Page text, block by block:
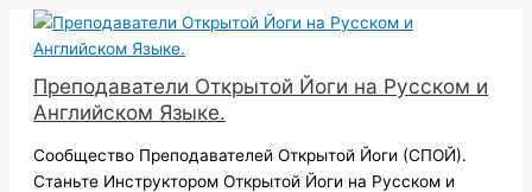
Перейти
Преподаватели Открытой Йоги на Русском и
Английском Языке.
Сообщество Преподавателей Открытой Йоги (СПОЙ).
Станьте Инструктором Открытой Йоги на Русском и